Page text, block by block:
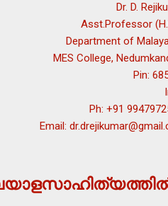
Dr. D.
Asst.Professor
Department of
MES College,
Pin:
Ph: +91
Email: